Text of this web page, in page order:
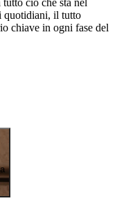
ciò che sta nel
quotidiani, il tutto
chiave in ogni fase del